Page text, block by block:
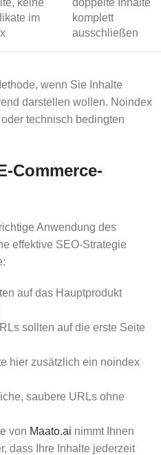
im
komplett
ausschließen
wenn Sie Inhalte
darstellen wollen. Noindex
technisch bedingten
Commerce-
Anwendung des
effektive SEO-Strategie
auf das Hauptprodukt
sollten auf die erste Seite
hier zusätzlich ein noindex
saubere URLs ohne
von Maato.ai nimmt Ihnen
dass Ihre Inhalte jederzeit